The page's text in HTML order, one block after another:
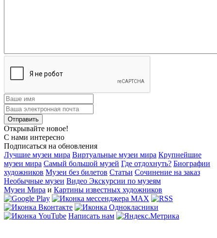
Открывайте новое!
С нами интересно
Подписаться на обновления
Лучшие музеи мира Виртуальные музеи мира Крупнейшие
музеи мира Самый большой музей Где отдохнуть? Биографии
художников Музеи без билетов Статьи Сочинение на заказ
Необычные музеи Видео Экскурсии по музеям
Музеи Мира и Картины известных художников
Написать нам